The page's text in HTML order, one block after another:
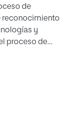
de
reconocimiento
y
proceso de
realiza
la
permite
encargada de
usuarios en